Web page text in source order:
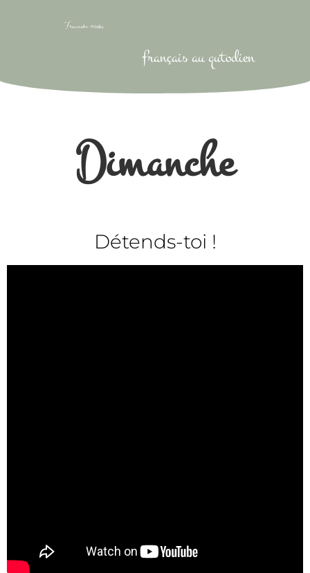
français au qutodien
Dimanche
Détends-toi !